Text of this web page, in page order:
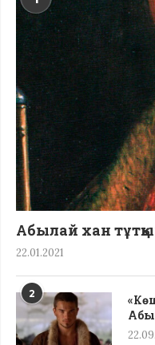
Абылай хан
22.01.2021
2